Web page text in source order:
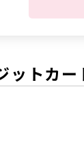
ットカー